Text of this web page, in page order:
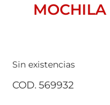
Sin existencias
COD. 569932